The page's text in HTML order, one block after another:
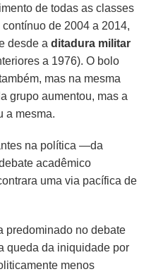
de todas as classes
de 2004 a 2014,
desde aditadura militar
a 1976). O bolo
mas na mesma
grupo aumentou, mas a
a mesma.
na política —da
acadêmico
uma via pacífica de
predominado no debate
queda da iniquidade por
menos